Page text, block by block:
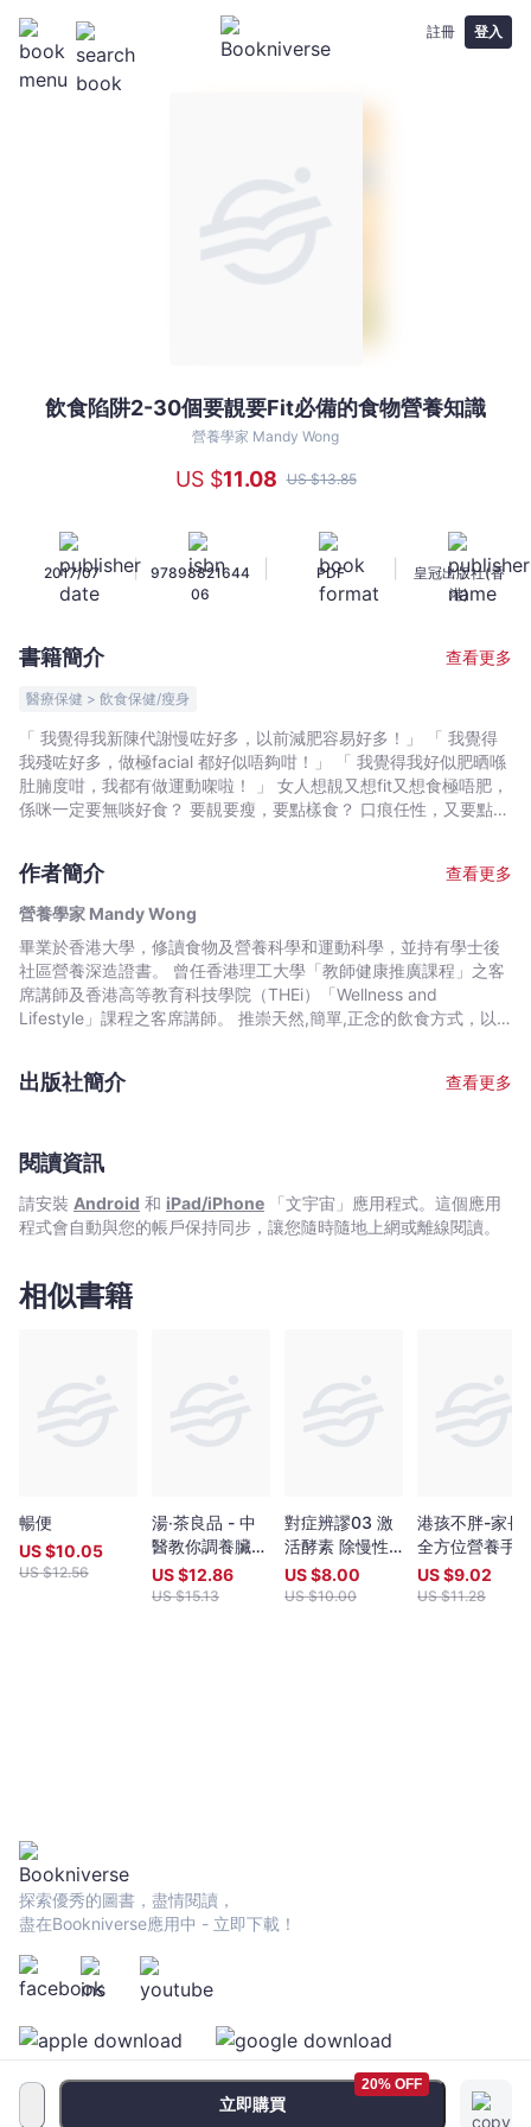
註冊 登入
要
Fit
備
的
食
營
知
識
-
營
家
Wong
-
文
宇
｜
飲食陷阱2-30個要靚要Fit必備的食物營養知識
營養學家 Mandy Wong
US $11.08 US $13.85
2017/07 |
97898821644
06
PDF
皇冠出版社(香
港)
書籍簡介 查看更多
醫療保健 > 飲食保健/瘦身
「 我覺得我新陳代謝慢咗好多，以前減肥容易好多！」 「 我覺得
我殘咗好多，做極facial 都好似唔夠咁！」 「 我覺得我好似肥晒喺
肚腩度咁，我都有做運動㗎啦！ 」 女人想靚又想fit又想食極唔肥，
係咪一定要無啖好食？ 要靚要瘦，要點樣食？ 口痕任性，又要點樣
常最常遇見的飲食迷思，為你一一解開！ 營養學家Mandy Wong繼
續教你遠離飲食陷阱，並附上超過60款美味又健康的食品及簡易食
譜介紹，識揀識食之餘，亦愈食愈靚，愈食愈fit！
作者簡介
查看更多
營養學家 Mandy Wong
畢業於香港大學，修讀食物及營養科學和運動科學，並持有學士後
社區營養深造證書。 曾任香港理工大學「教師健康推廣課程」之客
席講師及香港高等教育科技學院（THEi）「Wellness and
Lifestyle」課程之客席講師。 推崇天然,簡單,正念的飲食方式，以
《Cosmopolitan》,《新婚通信》,《星島日報》等撰寫文章，現為
出版社簡介 查看更多
閱讀資訊
請安裝 Android 和 iPad/iPhone 「文宇宙」應用程式。這個應用
程式會自動與您的帳戶保持同步，讓您隨時隨地上網或離線閱讀。
相似書籍
暢便
US $10.05
US $12.56
湯‧茶良品 - 中
醫教你調養臟腑
之簡方
US $12.86
US $15.13
對症辨謬03 激
活酵素 除慢性
病
US $8.00
US $10.00
港孩不胖-家長
全方位營養手
US $9.02
US $11.28
立即購買
20% OFF
探索優秀的圖書，盡情閱讀，
盡在Bookniverse應用中 - 立即下載！